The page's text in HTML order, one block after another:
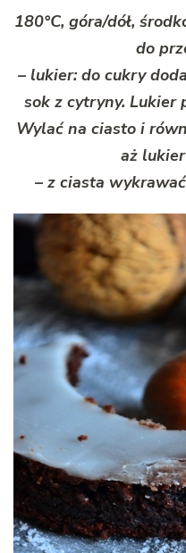
180°C, góra/dół,
do
– lukier: do cukry
sok z cytryny. Lukier
Wylać na ciasto i
aż
– z ciasta